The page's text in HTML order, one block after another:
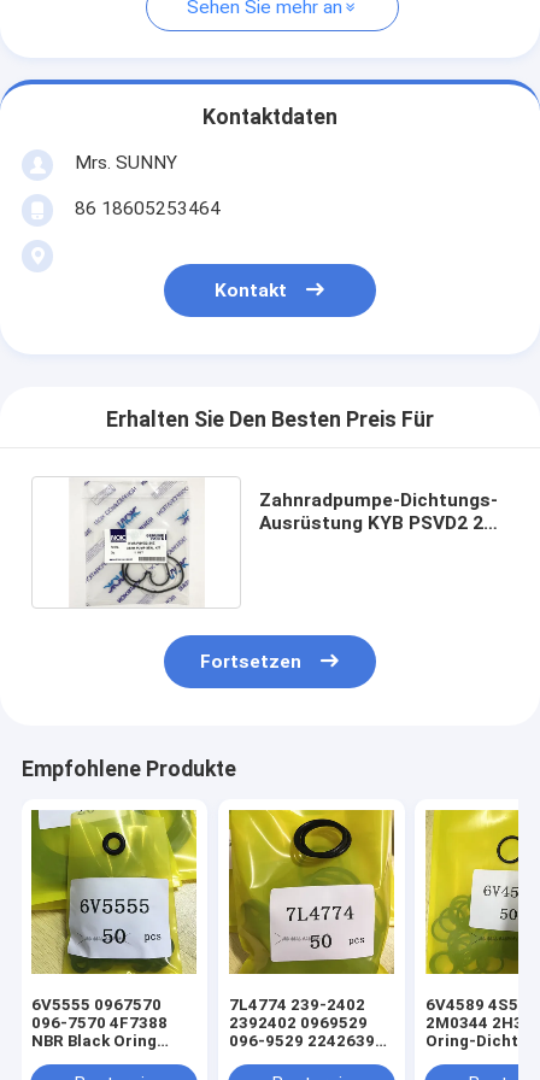
Sehen Sie mehr an
Kontaktdaten
Mrs. SUNNY
86 18605253464
Kontakt
Erhalten Sie Den Besten Preis Für
Zahnradpumpe-Dichtungs-
Ausrüstung KYB PSVD2 21E
Fortsetzen
Empfohlene Produkte
6V5555 0967570
096-7570 4F7388
NBR Black Oring
7L4774 239-2402
2392402 0969529
096-9529 2242639
6V4589
2M0344
Oring-